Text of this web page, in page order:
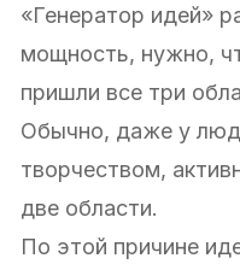
«Генератор идей»
мощность, нужно,
пришли все три
Обычно, даже у
творчеством,
две области.
По этой причине